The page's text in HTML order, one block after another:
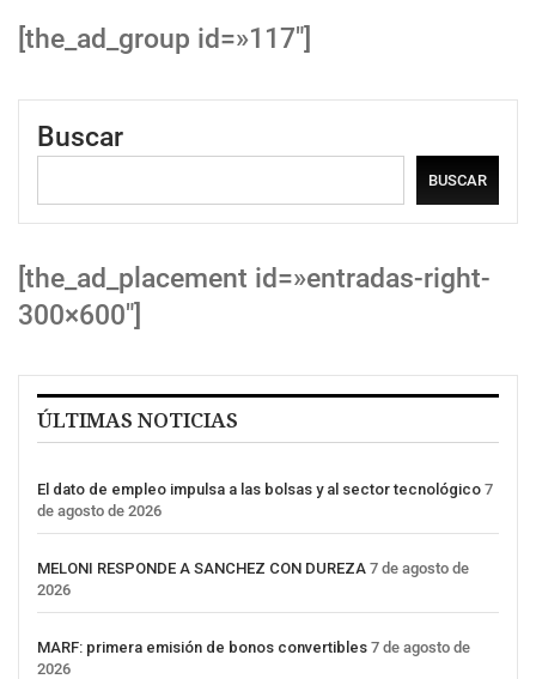
[the_ad_group id=»117″]
Buscar
BUSCAR
[the_ad_placement id=»entradas-right-
300×600″]
ÚLTIMAS NOTICIAS
El dato de empleo impulsa a las bolsas y al sector tecnológico 7
de agosto de 2026
MELONI RESPONDE A SANCHEZ CON DUREZA 7 de agosto de
2026
MARF: primera emisión de bonos convertibles 7 de agosto de
2026